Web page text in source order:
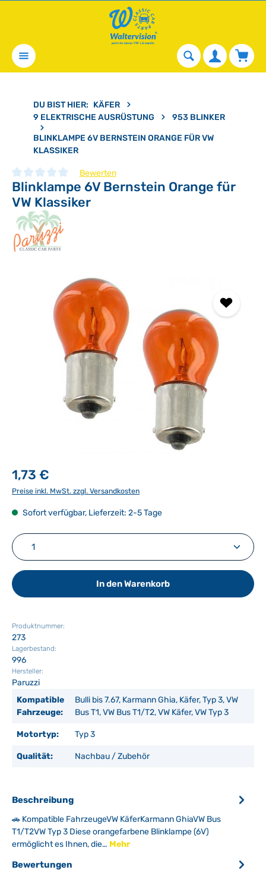
DU BIST HIER: KÄFER
9 ELEKTRISCHE AUSRÜSTUNG
953 BLINKER
BLINKLAMPE 6V BERNSTEIN ORANGE FÜR VW
KLASSIKER
Durchschnittliche Bewertung von 0 von 5 Sternen
Bewerten
Blinklampe 6V Bernstein Orange für
VW Klassiker
Bildergalerie überspringen
1,73 €
Preise inkl. MwSt. zzgl. Versandkosten
Sofort verfügbar, Lieferzeit: 2-5 Tage
Produkt Anzahl: Gib den gewünschten Wert ein
In den Warenkorb
Produktnummer:
273
Lagerbestand:
996
Hersteller:
Paruzzi
Kompatible
Fahrzeuge:
Bulli bis 7.67, Karmann Ghia, Käfer, Typ 3, VW
Bus T1, VW Bus T1/T2, VW Käfer, VW Typ 3
Motortyp: Typ 3
Qualität: Nachbau / Zubehör
Beschreibung
🚗 Kompatible FahrzeugeVW KäferKarmann GhiaVW Bus
T1/T2VW Typ 3 Diese orangefarbene Blinklampe (6V)
ermöglicht es Ihnen, die… Mehr
Bewertungen